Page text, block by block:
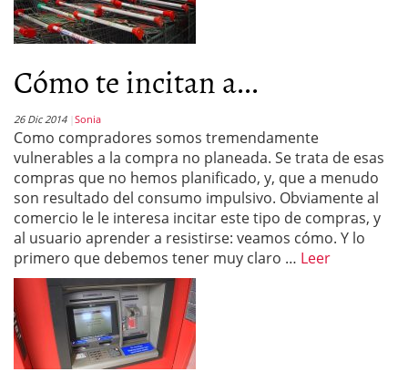
Cómo te incitan a...
26 Dic 2014 Sonia
Como compradores somos tremendamente
vulnerables a la compra no planeada. Se trata de esas
compras que no hemos planificado, y, que a menudo
son resultado del consumo impulsivo. Obviamente al
comercio le le interesa incitar este tipo de compras, y
al usuario aprender a resistirse: veamos cómo. Y lo
primero que debemos tener muy claro … Leer